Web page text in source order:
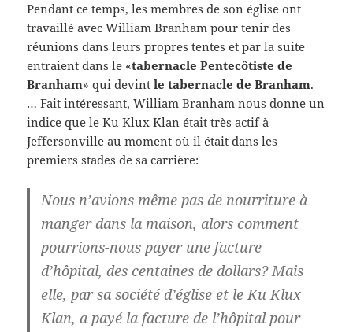
Pendant ce temps, les membres de son église ont
travaillé avec William Branham pour tenir des
réunions dans leurs propres tentes et par la suite
entraient dans le «tabernacle Pentecôtiste de
Branham» qui devintle tabernacle de Branham.
… Fait intéressant, William Branham nous donne un
indice que le Ku Klux Klan était très actif à
Jeffersonville au moment où il était dans les
premiers stades de sa carrière:
Nous n’avions même pas de nourriture à
manger dans la maison, alors comment
pourrions-nous payer une facture
d’hôpital, des centaines de dollars?Mais
elle, par sa société d’église et le Ku Klux
Klan, a payé la facture de l’hôpital pour